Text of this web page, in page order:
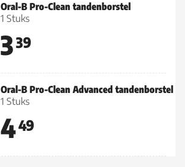
Oral-B Pro-Clean tandenborstel
1 Stuks
339
Oral-B Pro-Clean Advanced tandenborstel
1 Stuks
449